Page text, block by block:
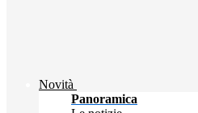
Novità
Panoramica